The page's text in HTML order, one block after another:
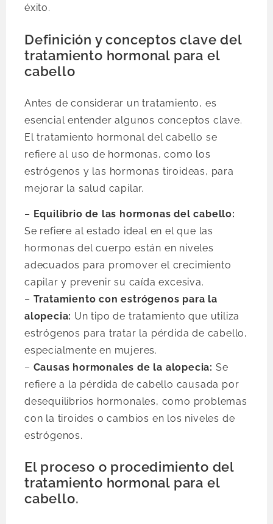
éxito.
Definición y conceptos clave del
tratamiento hormonal para el
cabello
Antes de considerar un tratamiento, es
esencial entender algunos conceptos clave.
El tratamiento hormonal del cabello se
refiere al uso de hormonas, como los
estrógenos y las hormonas tiroideas, para
mejorar la salud capilar.
– Equilibrio de las hormonas del cabello:
Se refiere al estado ideal en el que las
hormonas del cuerpo están en niveles
adecuados para promover el crecimiento
capilar y prevenir su caída excesiva.
– Tratamiento con estrógenos para la
alopecia: Un tipo de tratamiento que utiliza
estrógenos para tratar la pérdida de cabello,
especialmente en mujeres.
– Causas hormonales de la alopecia: Se
refiere a la pérdida de cabello causada por
desequilibrios hormonales, como problemas
con la tiroides o cambios en los niveles de
estrógenos.
El proceso o procedimiento del
tratamiento hormonal para el
cabello.